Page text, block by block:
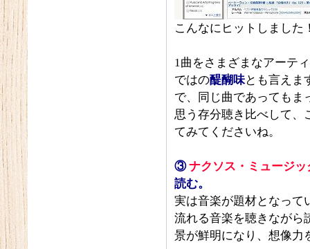
こんなにヒットしました
1曲をさまざまなアーテ
ではの醍醐味とも言えま
で、同じ曲であってもま
思う存分聴き比べして、
てみてくださいね。
③ナクソス・ミュージ
読む。
実は音楽が題材となって
流れる音楽を聴きながら
景が鮮明になり、想像力